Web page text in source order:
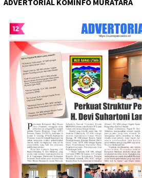
ADVERTORIAL KOMINFO MURATARA